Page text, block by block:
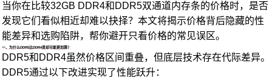
当你在比较32GB DDR4和DDR5双通道内存条的价格时，是否
发现它们看似相近却难以抉择？本文将揭示价格背后隐藏的性
能差异和选购陷阱，帮你避开只看价格的常见误区。
一、为什么DDR5比DDR4贵却可能更划算？
DDR5和DDR4虽然价格区间重叠，但底层技术存在代际差异。
DDR5通过以下改进实现了性能跃升：